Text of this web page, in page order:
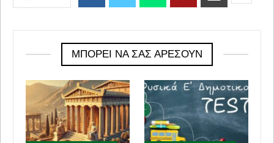
ΜΠΟΡΕΊ ΝΑ ΣΑΣ ΑΡΈΣΟΥΝ